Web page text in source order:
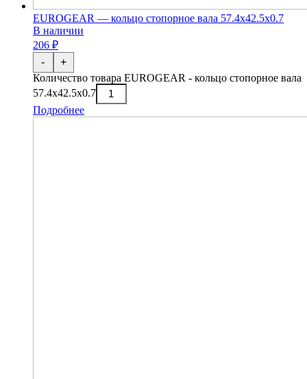
EUROGEAR — кольцо стопорное вала 57.4х42.5х0.7
В наличии
206 ₽
-
Количество товара EUROGEAR - кольцо стопорное вала
57.4х42.5х0.7
+
Подробнее